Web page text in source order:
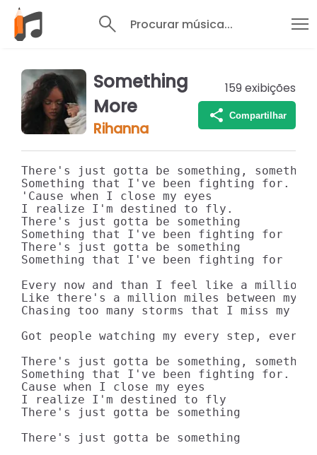
Procurar música...
Something
More
Rihanna
159 exibições
Compartilhar
There's just gotta be something,
Something that I've been fighting for.
'Cause when I close my eyes
I realize I'm destined to fly.
There's just gotta be something
Something that I've been fighting for
There's just gotta be something
Something that I've been fighting for
Every now and than I feel like a million
Like there's a million miles between my
Chasing too many storms that I miss my
Got people watching my every step,
There's just gotta be something,
Something that I've been fighting for.
Cause when I close my eyes
I realize I'm destined to fly
There's just gotta be something
There's just gotta be something